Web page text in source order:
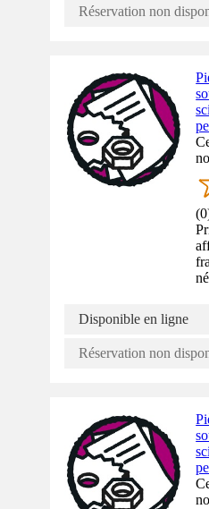
Réservation non
(0
Disponible en ligne
Réservation non